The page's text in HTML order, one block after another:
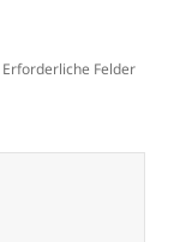
Erforderliche Felder